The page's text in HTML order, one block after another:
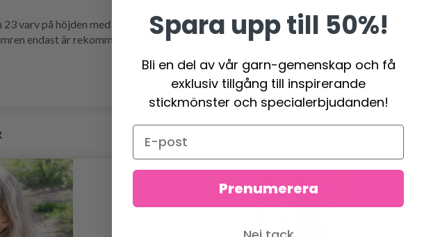
23 varv på höjden med slätstickning och 1 tråd i varje kvalitet = 10 x 10 cm.
endast är rekommenderade. Får du för många maskor på 10 cm, byt till tjockare
Spara upp till 50%!
Bli en del av vår garn-gemenskap och få
exklusiv tillgång till inspirerande
stickmönster och specialerbjudanden!
Prenumerera